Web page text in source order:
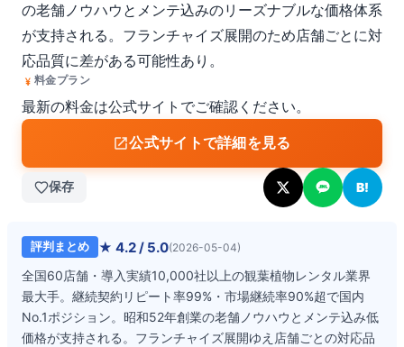
の老舗ノウハウとメンテ込みのリーズナブルな価格体系
が支持される。フランチャイズ展開のため店舗ごとに対
応品質に差がある可能性あり。
料金プラン
最新の料金は公式サイトでご確認ください。
公式サイトで詳細を見る
保存 B!
評判まとめ ★ 4.2/ 5.0(2026-05-04)
全国60店舗・導入実績10,000社以上の観葉植物レンタル業界
最大手。継続契約リピート率99%・市場継続率90%超で国内
No.1ポジション。昭和52年創業の老舗ノウハウとメンテ込み低
価格が支持される。フランチャイズ展開ゆえ店舗ごとの対応品